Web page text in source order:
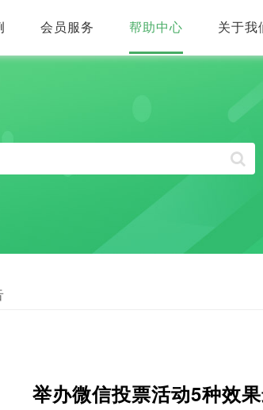
会员服务 帮助中心 关于我
举办微信投票活动5种效